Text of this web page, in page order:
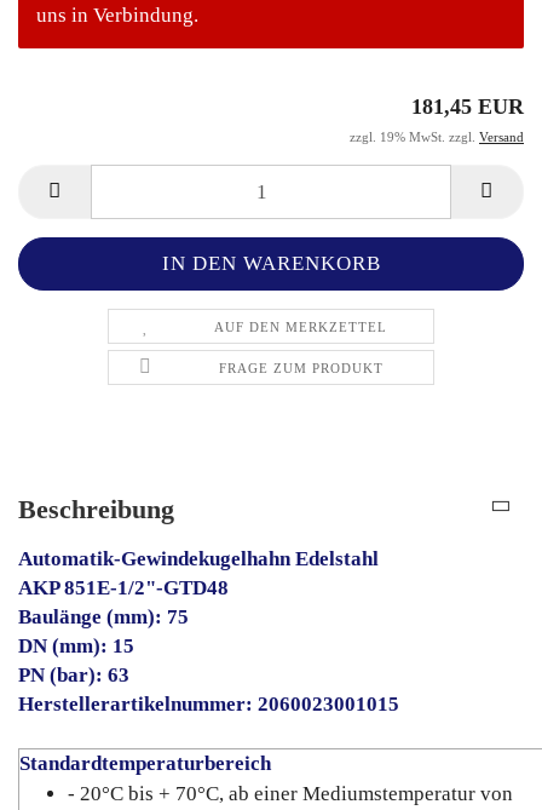
uns in Verbindung.
181,45 EUR
zzgl. 19% MwSt. zzgl. Versand
AUF DEN MERKZETTEL
FRAGE ZUM PRODUKT
Beschreibung
Automatik-Gewindekugelhahn Edelstahl
AKP 851E-1/2"-GTD48
Baulänge (mm): 75
DN (mm): 15
PN (bar): 63
Herstellerartikelnummer: 2060023001015
Standardtemperaturbereich
- 20°C bis + 70°C, ab einer Mediumstemperatur von